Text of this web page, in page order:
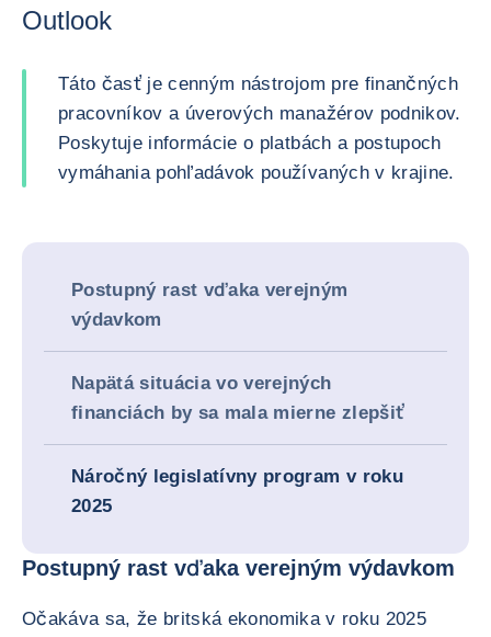
Outlook
Táto časť je cenným nástrojom pre finančných
pracovníkov a úverových manažérov podnikov.
Poskytuje informácie o platbách a postupoch
vymáhania pohľadávok používaných v krajine.
Postupný rast vďaka verejným
výdavkom
Napätá situácia vo verejných
financiách by sa mala mierne zlepšiť
Náročný legislatívny program v roku
2025
Postupný rast vďaka verejným výdavkom
Očakáva sa, že britská ekonomika v roku 2025